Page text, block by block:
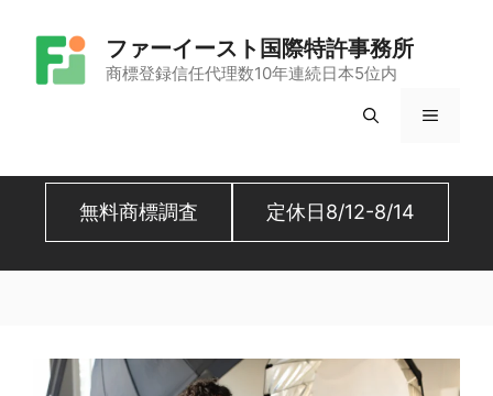
ファーイースト国際特許事務所
商標登録信任代理数10年連続日本5位内
メ
無料商標調査 定休日8/12-8/14